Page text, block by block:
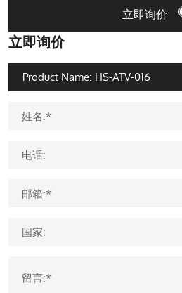
立即询价
立即询价
姓名:*
电话:
邮箱:*
国家:
留言:*